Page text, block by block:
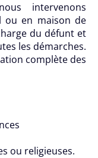
intervenons
ou en maison de
du défunt et
les démarches.
complète des
ou religieuses.